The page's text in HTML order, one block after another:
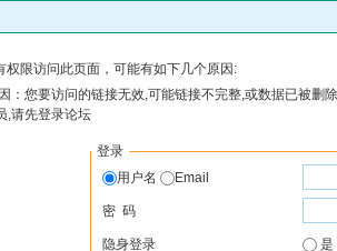
权限访问此页面，可能有如下几个原因:
：您要访问的链接无效,可能链接不完整,或数据已被删
,请先登录论坛
登录
用户名
Email
密 码
隐身登录